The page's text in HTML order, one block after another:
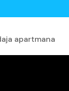
apartmana